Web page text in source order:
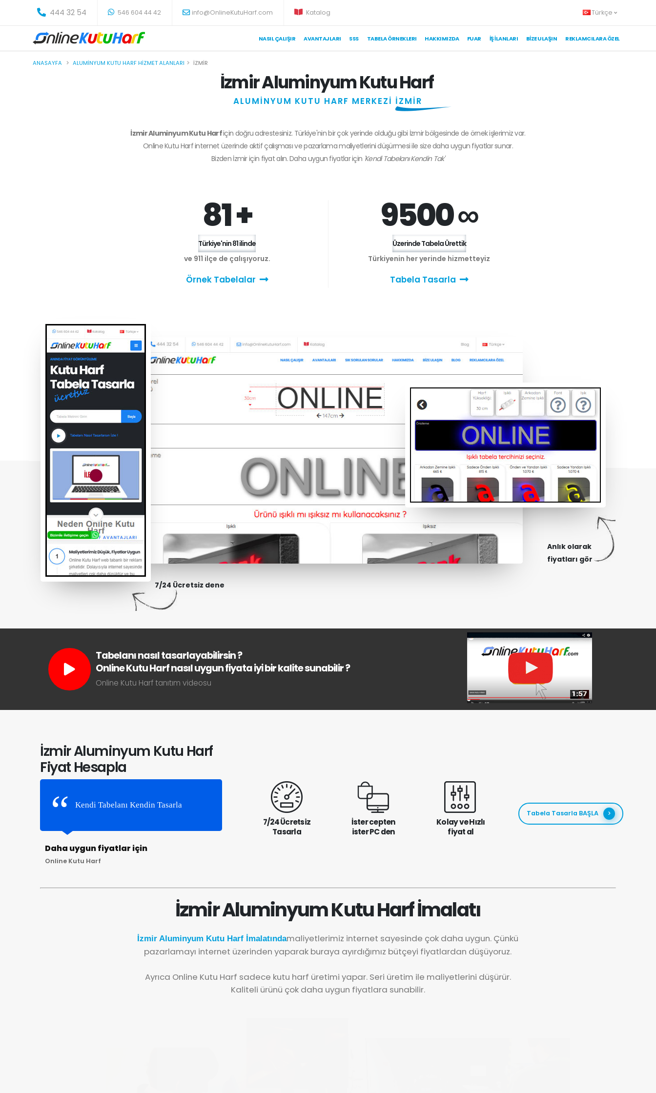
444 32 54 546 604 44 42 info@OnlineKutuHarf.com Katalog Türkçe
NASIL ÇALIŞIR AVANTAJLARI SSS TABELA ÖRNEKLERI HAKKIMIZDA FUAR İŞ İLANLARI BIZE ULAŞIN REKLAMCILARA ÖZEL
ANASAYFA ALUMINYUM KUTU HARF HIZMET ALANLARI İZMIR
İzmir Aluminyum Kutu Harf
ALUMİNYUM KUTU HARF MERKEZİ İZMİR
İzmir Aluminyum Kutu Harfiçin doğru adrestesiniz. Türkiye'nin bir çok yerinde olduğu gibi İzmir bölgesinde de örnek işlerimiz var.
Online Kutu Harf internet üzerinde aktif çalışması ve pazarlama maliyetlerini düşürmesi ile size daha uygun fiyatlar sunar.
Bizden İzmiriçin fiyat alın. Daha uygun fiyatlar için 'Kendi Tabelanı Kendin Tak'
81 +
Türkiye'nin 81 ilinde
ve 911 ilçe de çalışıyoruz.
Örnek Tabelalar
9500 ∞
Üzerinde Tabela Ürettik
Türkiyenin her yerinde hizmetteyiz
Tabela Tasarla
7/24 Ücretsiz dene
Anlık olarak
fiyatları gör
Tabelanı nasıl tasarlayabilirsin ?
Online Kutu Harf nasıl uygun fiyata iyi bir kalite sunabilir ?
Online Kutu Harf tanıtım videosu
İzmir Aluminyum Kutu Harf
Fiyat Hesapla
Kendi Tabelanı Kendin Tasarla
Daha uygun fiyatlar için
Online Kutu Harf
7/24 Ücretsiz
Tasarla
İster cepten
ister PC den
Kolay ve Hızlı
fiyat al
Tabela Tasarla BAŞLA
İzmir Aluminyum Kutu Harf İmalatı
İzmir Aluminyum Kutu Harf İmalatındamaliyetlerimiz internet sayesinde çok daha uygun. Çünkü
pazarlamayı internet üzerinden yaparak buraya ayırdığımız bütçeyi fiyatlardan düşüyoruz.
Ayrıca Online Kutu Harf sadece kutu harf üretimi yapar. Seri üretim ile maliyetlerini düşürür.
Kaliteli ürünü çok daha uygun fiyatlara sunabilir.